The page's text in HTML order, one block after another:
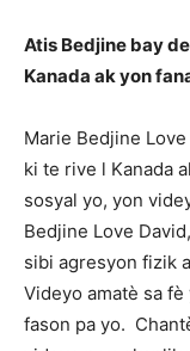
Atis Bedjine bay
Kanada ak yon
Marie Bedjine
ki te rive l Kanada
sosyal yo, yon
Bedjine Love
sibi agresyon fizik
Videyo amatè sa
fason pa yo.